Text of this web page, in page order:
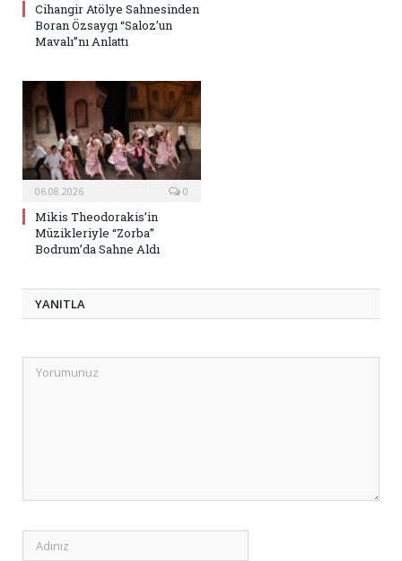
Cihangir Atölye Sahnesinden
Boran Özsaygı “Saloz’un
Mavalı”nı Anlattı
06.08.2026 0
Mikis Theodorakis’in
Müzikleriyle “Zorba”
Bodrum’da Sahne Aldı
YANITLA